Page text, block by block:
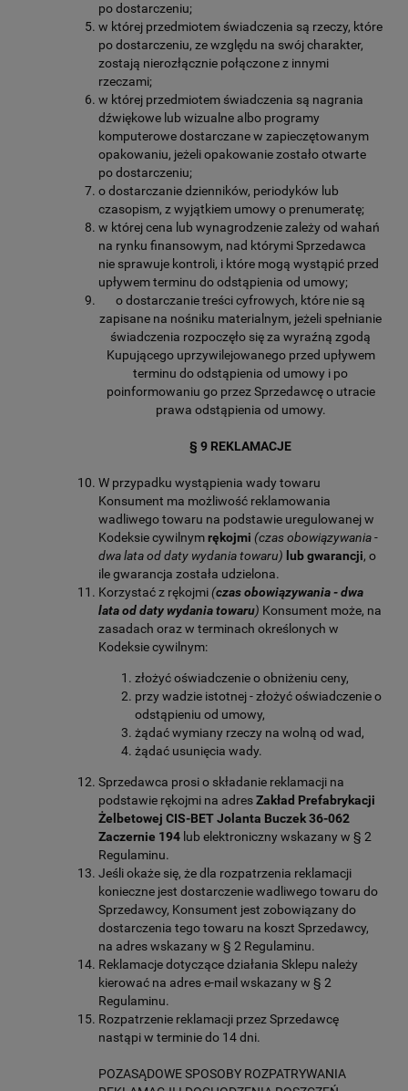
po dostarczeniu;
w której przedmiotem świadczenia są rzeczy, które
po dostarczeniu, ze względu na swój charakter,
zostają nierozłącznie połączone z innymi
rzeczami;
w której przedmiotem świadczenia są nagrania
dźwiękowe lub wizualne albo programy
komputerowe dostarczane w zapieczętowanym
opakowaniu, jeżeli opakowanie zostało otwarte
po dostarczeniu;
o dostarczanie dzienników, periodyków lub
czasopism, z wyjątkiem umowy o prenumeratę;
w której cena lub wynagrodzenie zależy od wahań
na rynku finansowym, nad którymi Sprzedawca
nie sprawuje kontroli, i które mogą wystąpić przed
upływem terminu do odstąpienia od umowy;
o dostarczanie treści cyfrowych, które nie są
zapisane na nośniku materialnym, jeżeli spełnianie
świadczenia rozpoczęło się za wyraźną zgodą
Kupującego uprzywilejowanego przed upływem
terminu do odstąpienia od umowy i po
poinformowaniu go przez Sprzedawcę o utracie
prawa odstąpienia od umowy.
§ 9 REKLAMACJE
W przypadku wystąpienia wady towaru
Konsument ma możliwość reklamowania
wadliwego towaru na podstawie uregulowanej w
Kodeksie cywilnymrękojmi (czas obowiązywania -
dwa lata od daty wydania towaru) lub gwarancji, o
ile gwarancja została udzielona.
Korzystać z rękojmi (czas obowiązywania - dwa
lata od daty wydania towaru) Konsument może, na
zasadach oraz w terminach określonych w
Kodeksie cywilnym:
złożyć oświadczenie o obniżeniu ceny,
przy wadzie istotnej - złożyć oświadczenie o
odstąpieniu od umowy,
żądać wymiany rzeczy na wolną od wad,
żądać usunięcia wady.
Sprzedawca prosi o składanie reklamacji na
podstawie rękojmi na adresZakład Prefabrykacji
Żelbetowej CIS-BET Jolanta Buczek 36-062
Zaczernie 194 lub elektroniczny wskazany w § 2
Regulaminu.
Jeśli okaże się, że dla rozpatrzenia reklamacji
konieczne jest dostarczenie wadliwego towaru do
Sprzedawcy, Konsument jest zobowiązany do
dostarczenia tego towaru na koszt Sprzedawcy,
na adres wskazany w § 2 Regulaminu.
Reklamacje dotyczące działania Sklepu należy
kierować na adres e-mail wskazany w § 2
Regulaminu.
Rozpatrzenie reklamacji przez Sprzedawcę
nastąpi w terminie do 14 dni.
POZASĄDOWE SPOSOBY ROZPATRYWANIA